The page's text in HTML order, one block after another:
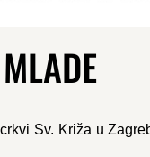
Sv. Križa u